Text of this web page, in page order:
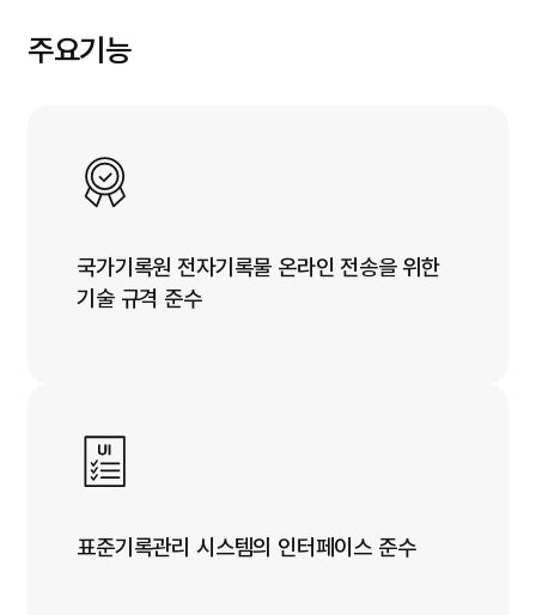
주요기능
국가기록원 전자기록물 온라인 전송을 위한
기술 규격 준수
표준기록관리 시스템의 인터페이스 준수